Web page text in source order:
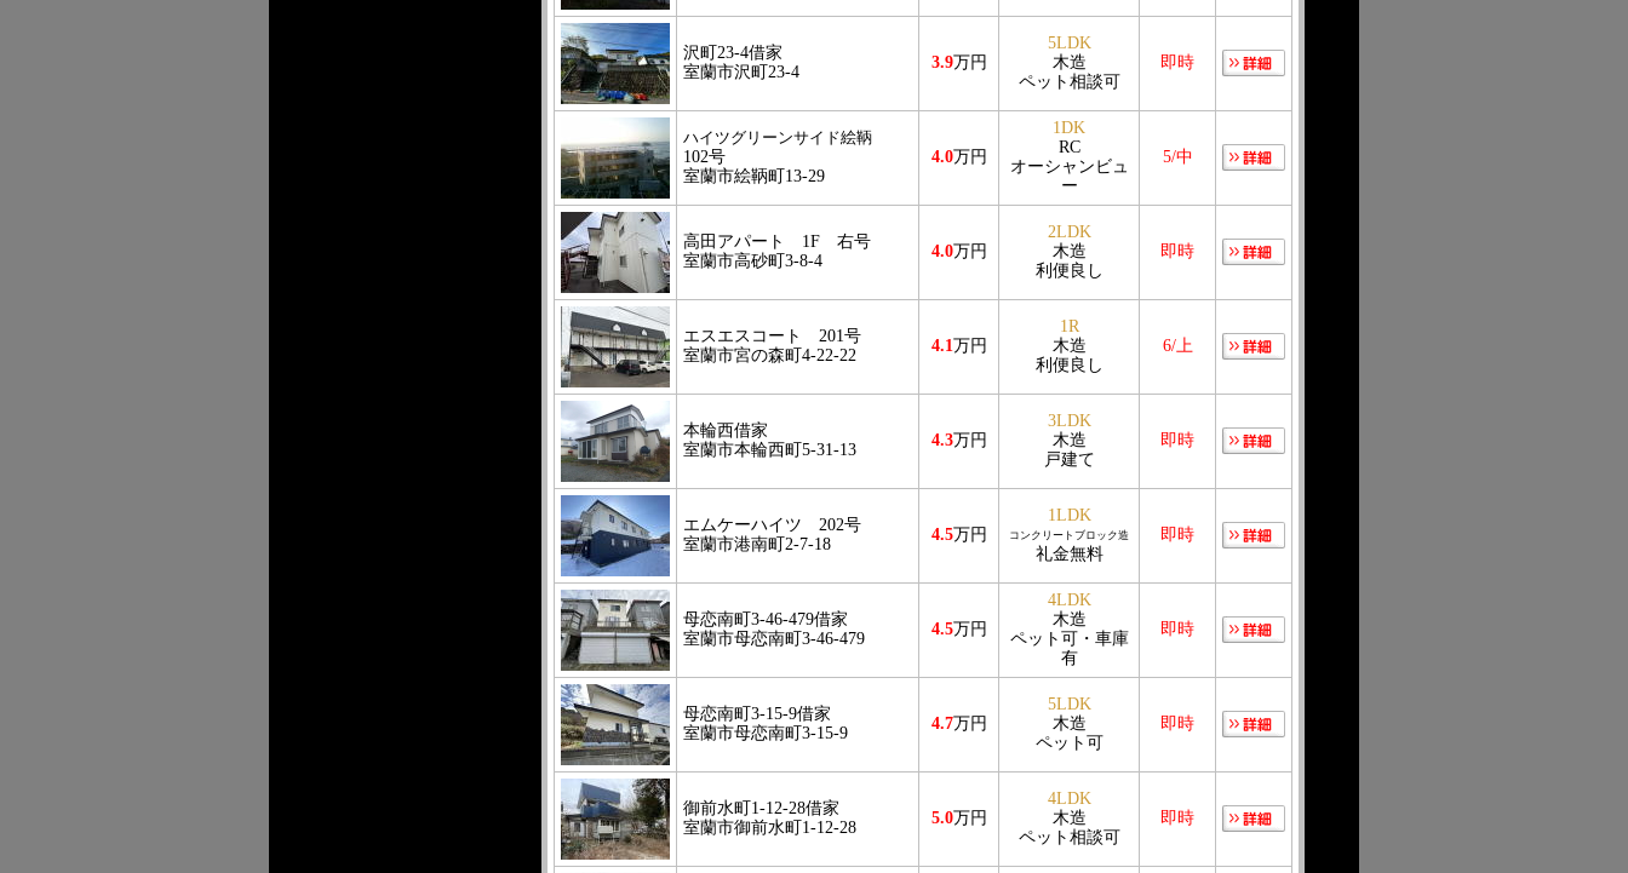
沢町23-4借家
室蘭市沢町23-4
3.9万円
5LDK
木造
ペット相談可
即時
ハイツグリーンサイド絵鞆
102号
室蘭市絵鞆町13-29
4.0万円
1DK
RC
オーシャンビュ
ー
5/中
高田アパート 1F 右号
室蘭市高砂町3-8-4
4.0万円
2LDK
木造
利便良し
即時
エスエスコート 201号
室蘭市宮の森町4-22-22
4.1万円
1R
木造
利便良し
6/上
本輪西借家
室蘭市本輪西町5-31-13
4.3万円
3LDK
木造
戸建て
即時
エムケーハイツ 202号
室蘭市港南町2-7-18
4.5万円
1LDK
コンクリートブロック造
礼金無料
即時
母恋南町3-46-479借家
室蘭市母恋南町3-46-479
4.5万円
4LDK
木造
ペット可・車庫
有
即時
母恋南町3-15-9借家
室蘭市母恋南町3-15-9
4.7万円
5LDK
木造
ペット可
即時
御前水町1-12-28借家
室蘭市御前水町1-12-28
5.0万円
4LDK
木造
ペット相談可
即時